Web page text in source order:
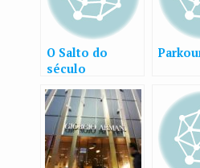
O Salto do
século